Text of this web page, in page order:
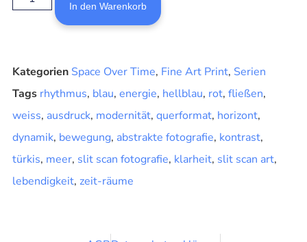
In den Warenkorb
Kategorien Space Over Time, Fine Art Print, Serien
Tags rhythmus, blau, energie, hellblau, rot, fließen,
weiss, ausdruck, modernität, querformat, horizont,
dynamik, bewegung, abstrakte fotografie, kontrast,
türkis, meer, slit scan fotografie, klarheit, slit scan art,
lebendigkeit, zeit-räume